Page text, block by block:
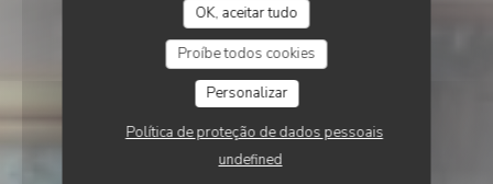
OK, aceitar tudo
Proíbe todos cookies
Personalizar
Política de proteção de dados pessoais
undefined